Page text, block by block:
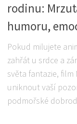
rodinu:
humoru,
Pokud milujete
zahřát u srdce a
světa fantazie,
uniknout vaší
podmořské